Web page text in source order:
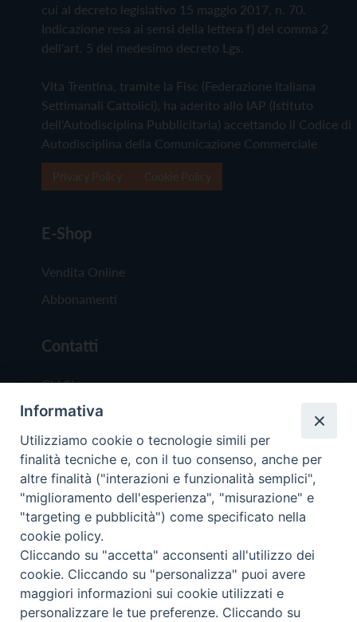
cui al decreto legislativo 15 maggio 2017, n. 70.
Indicazione resa ai sensi della lettera f) del comma 2
dell'art. 5 del medesimo decreto Lgs.
Vita Trentina, tramite la Fisc (Federazione Italiana
Settimanali Cattolici), ha aderito allo IAP (Istituto
dell'Autodisciplina Pubblicitaria) accettando il Codice di
Autodisciplina della Comunicazione Commerciale
E-Shop
Vendita Online
Abbonamenti
Contatti
Chi Siamo
Redazione
Scrivici
Copyright © 2019 - Tutti i diritti riservati - Vita
Trentina Editrice
Privacy Policy
Informativa
Utilizziamo cookie o tecnologie simili per
finalità tecniche e, con il tuo consenso, anche per
altre finalità ("interazioni e funzionalità semplici",
"miglioramento dell'esperienza", "misurazione" e
"targeting e pubblicità") come specificato nella
cookie policy.
Cliccando su "accetta" acconsenti all'utilizzo dei
cookie. Cliccando su "personalizza" puoi avere
maggiori informazioni sui cookie utilizzati e
personalizzare le tue preferenze. Cliccando su